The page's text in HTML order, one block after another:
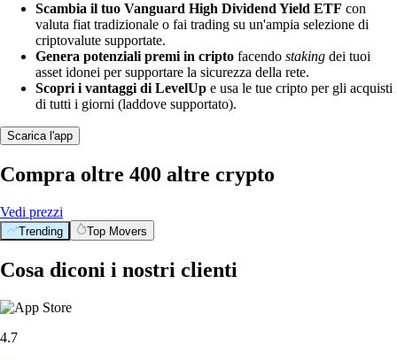
Scambia il tuo Vanguard High Dividend Yield ETF con
valuta fiat tradizionale o fai trading su un'ampia selezione di
criptovalute supportate.
Genera potenziali premi in cripto facendo staking dei tuoi
asset idonei per supportare la sicurezza della rete.
Scopri i vantaggi di LevelUp e usa le tue cripto per gli acquisti
di tutti i giorni (laddove supportato).
Scarica l'app
Compra oltre 400 altre crypto
Vedi prezzi
Trending Top Movers
Cosa diconi i nostri clienti
4.7